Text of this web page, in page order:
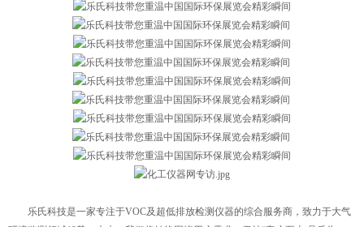
乐氏科技是一家专注于VOC及超低排放检测仪器的综合服务商，致力于大气